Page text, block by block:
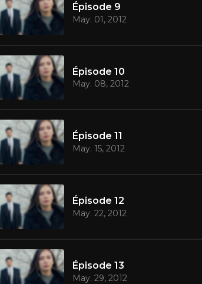
Épisode 9
May. 01, 2012
Épisode 10
May. 08, 2012
Épisode 11
May. 15, 2012
Épisode 12
May. 22, 2012
Épisode 13
May. 29, 2012